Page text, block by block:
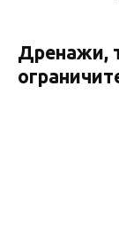
Дренажи,